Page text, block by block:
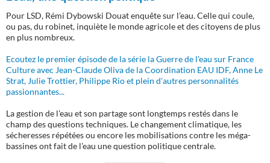
Pour LSD, Rémi Dybowski Douat enquête sur l’eau. Celle qui coule,
ou pas, du robinet, inquiète le monde agricole et des citoyens de plus
en plus nombreux.
Ecoutez le premier épisode de la série la Guerre de l'eau sur France
Culture avec Jean-Claude Oliva de la Coordination EAU IDF, Anne Le
Strat, Julie Trottier, Philippe Rio et plein d'autres personnalités
passionnantes...
La gestion de l’eau et son partage sont longtemps restés dans le
champ des questions techniques. Le changement climatique, les
sécheresses répétées ou encore les mobilisations contre les méga-
bassines ont fait de l’eau une question politique centrale.